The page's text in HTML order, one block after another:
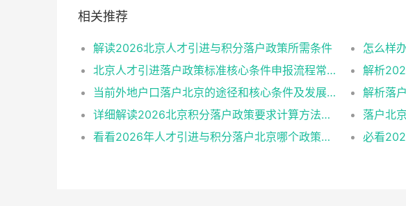
相关推荐
解读2026北京人才引进与积分落户政策所需条件
北京人才引进落户政策标准核心条件申报流程常见误区
当前外地户口落户北京的途径和核心条件及发展趋势
详细解读2026北京积分落户政策要求计算方法申报流程
看看2026年人才引进与积分落户北京哪个政策好申请？